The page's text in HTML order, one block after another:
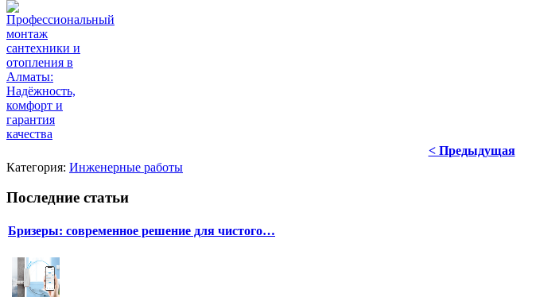
Профессиональный
монтаж
сантехники и
отопления в
Алматы:
Надёжность,
комфорт и
гарантия
качества
< Предыдущая
Категория: Инженерные работы
Последние статьи
Бризеры: современное решение для чистого…